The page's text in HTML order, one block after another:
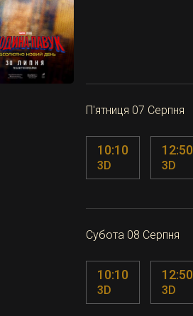
П'ятниця 07 Серпня
10:10
3D
12:50
3D
Субота 08 Серпня
10:10
3D
12:50
3D